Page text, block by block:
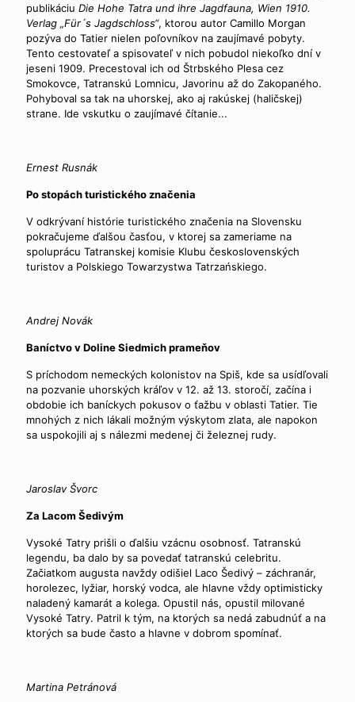
publikáciu Die Hohe Tatra und ihre Jagdfauna, Wien 1910.
Verlag „Für´s Jagdschloss“, ktorou autor Camillo Morgan
pozýva do Tatier nielen poľovníkov na zaujímavé pobyty.
Tento cestovateľ a spisovateľ v nich pobudol niekoľko dní v
jeseni 1909. Precestoval ich od Štrbského Plesa cez
Smokovce, Tatranskú Lomnicu, Javorinu až do Zakopaného.
Pohyboval sa tak na uhorskej, ako aj rakúskej (haličskej)
strane. Ide vskutku o zaujímavé čítanie...
Ernest Rusnák
Po stopách turistického značenia
V odkrývaní histórie turistického značenia na Slovensku
pokračujeme ďalšou časťou, v ktorej sa zameriame na
spoluprácu Tatranskej komisie Klubu československých
turistov a Polskiego Towarzystwa Tatrzańskiego.
Andrej Novák
Baníctvo v Doline Siedmich prameňov
S príchodom nemeckých kolonistov na Spiš, kde sa usídľovali
na pozvanie uhorských kráľov v 12. až 13. storočí, začína i
obdobie ich baníckych pokusov o ťažbu v oblasti Tatier. Tie
mnohých z nich lákali možným výskytom zlata, ale napokon
sa uspokojili aj s nálezmi medenej či železnej rudy.
Jaroslav Švorc
Za Lacom Šedivým
Vysoké Tatry prišli o ďalšiu vzácnu osobnosť. Tatranskú
legendu, ba dalo by sa povedať tatranskú celebritu.
Začiatkom augusta navždy odišiel Laco Šedivý – záchranár,
horolezec, lyžiar, horský vodca, ale hlavne vždy optimisticky
naladený kamarát a kolega. Opustil nás, opustil milované
Vysoké Tatry. Patril k tým, na ktorých sa nedá zabudnúť a na
ktorých sa bude často a hlavne v dobrom spomínať.
Martina Petránová